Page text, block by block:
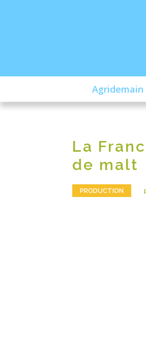
Agridemain
La
de malt
PRODUCTION